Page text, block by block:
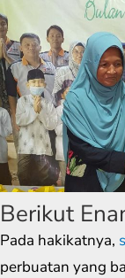
Berikut
Pada hakikatnya,
perbuatan yang